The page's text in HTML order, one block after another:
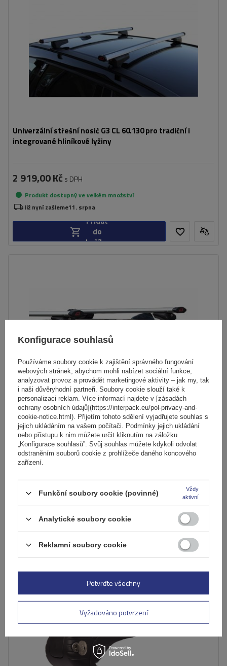
Univerzální střešní nosič G3 CL 60.130 pro tradiční i
integrované hliníkové lyžiny
2 919,00 Kč s DPH
Produkt dostupný ve velkém množství
Již nyní zašleme11. srpna
Přidat
do
košíku
Střešní nosič G3 Airflow 60.230 pro tradiční i integrované
hliníkové lyžiny
Produkt dostupný ve velkém množství
Přidat
Konfigurace souhlasů
Používáme soubory cookie k zajištění správného fungování
webových stránek, abychom mohli nabízet sociální funkce,
analyzovat provoz a provádět marketingové aktivity – jak my, tak
i naši důvěryhodní partneři. Soubory cookie slouží také k
personalizaci reklam. Více informací najdete v [zásadách
ochrany osobních údajů](https://interpack.eu/pol-privacy-and-
cookie-notice.html). Přijetím tohoto sdělení vyjadřujete souhlas s
jejich ukládáním na vašem počítači. Podmínky jejich ukládání
nebo přístupu k nim můžete určit kliknutím na záložku
„Konfigurace souhlasů”. Svůj souhlas můžete kdykoli odvolat
odstraněním souborů cookie z prohlížeče daného koncového
zařízení.
Funkční soubory cookie (povinné)
Vždy
aktivní
Analytické soubory cookie
Reklamní soubory cookie
Vyžadováno potvrzení
Potvrďte všechny